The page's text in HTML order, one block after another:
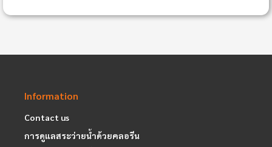
Information
Contact us
การดูแลสระว่ายน้ำด้วยคลอรีน